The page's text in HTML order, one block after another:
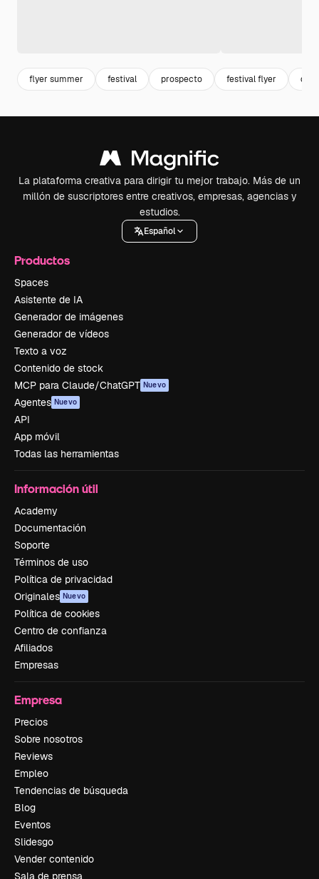
flyer summer festival prospecto festival flyer
La plataforma creativa para dirigir tu mejor trabajo. Más de un
millón de suscriptores entre creativos, empresas, agencias y
estudios.
Español
Productos
Spaces
Asistente de IA
Generador de imágenes
Generador de vídeos
Texto a voz
Contenido de stock
MCP para Claude/ChatGPT Nuevo
Agentes Nuevo
API
App móvil
Todas las herramientas
Información útil
Academy
Documentación
Soporte
Términos de uso
Política de privacidad
Originales Nuevo
Política de cookies
Centro de confianza
Afiliados
Empresas
Empresa
Precios
Sobre nosotros
Reviews
Empleo
Tendencias de búsqueda
Blog
Eventos
Slidesgo
Vender contenido
Sala de prensa